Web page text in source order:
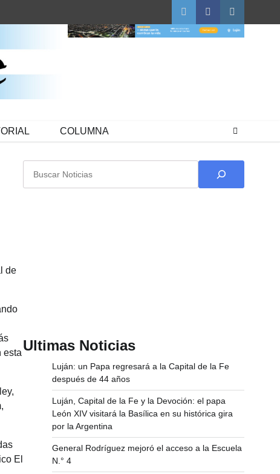
TwitterFacebookInstagram
COLUMNA
de
esta
El
Ultimas Noticias
Luján: un Papa regresará a la Capital de la Fe
después de 44 años
Luján, Capital de la Fe y la Devoción: el papa
León XIV visitará la Basílica en su histórica gira
por la Argentina
General Rodríguez mejoró el acceso a la Escuela
N.° 4